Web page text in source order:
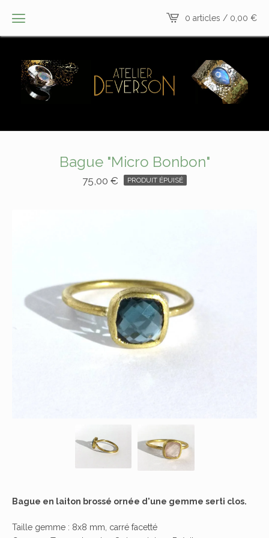
0 articles / 0,00 €
Bague "Micro Bonbon"
75,00 € PRODUIT ÉPUISÉ
Bague en laiton brossé ornée d'une gemme serti clos.
Taille gemme : 8x8 mm, carré facetté